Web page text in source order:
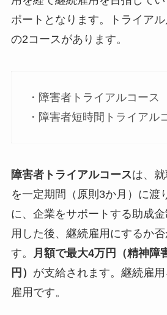
ポートとなります。トライア
の2コースがあります。
・障害者トライアルコース
・障害者短時間トライアル
障害者トライアルコースは、
を一定期間（原則3か月）に渡
に、企業をサポートする助成
用した後、継続雇用にするか
す。
月額で最大4万円（精神障
円） が支給されます。継続雇
雇用です。